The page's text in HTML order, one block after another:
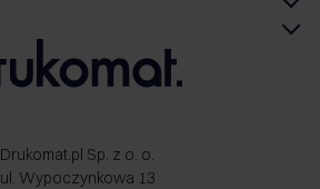
Drukomat.pl Sp. z o. o.
ul. Wypoczynkowa 13